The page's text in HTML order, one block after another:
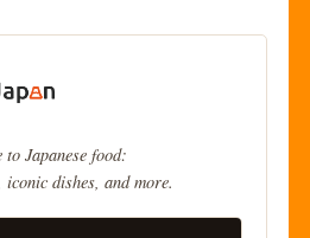
to Japanese food:
dishes, and more.